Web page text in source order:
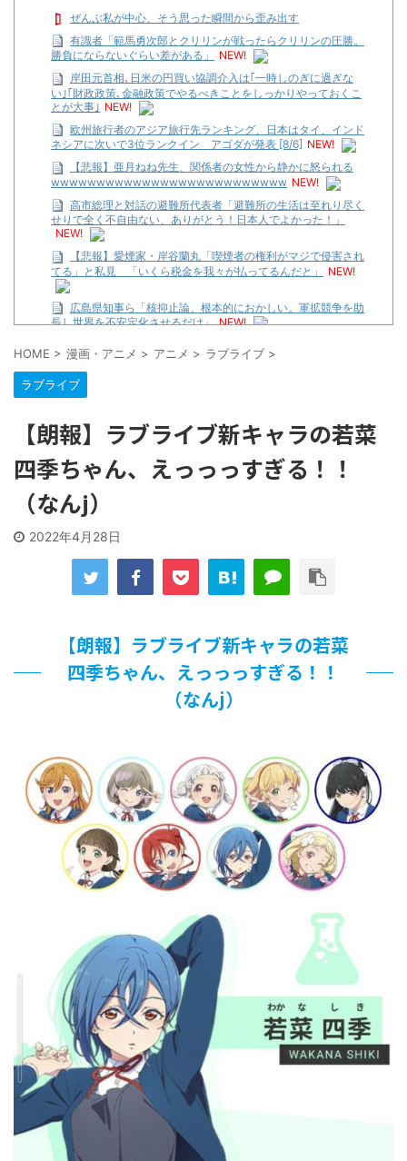
ぜんぶ私が中心、そう思った瞬間から歪み出す
有識者「範馬勇次郎とクリリンが戦ったらクリリンの圧勝。
勝負にならないぐらい差がある」
NEW!
岸田元首相､日米の円買い協調介入は｢一時しのぎに過ぎな
い｣｢財政政策､金融政策でやるべきことをしっかりやっておくこ
とが大事｣ NEW!
欧州旅行者のアジア旅行先ランキング、日本はタイ、インド
ネシアに次いで3位ランクイン アゴダが発表 [8/6] NEW!
【悲報】亜月ねね先生、関係者の女性から静かに怒られる
wwwwwwwwwwwwwwwwwwwwwwwwww NEW!
高市総理と対話の避難所代表者「避難所の生活は至れり尽く
せりで全く不自由ない、ありがとう！日本人でよかった！」
NEW!
【悲報】愛煙家・岸谷蘭丸「喫煙者の権利がマジで侵害され
てる」と私見 「いくら税金を我々が払ってるんだと」
NEW!
広島県知事ら「核抑止論、根本的におかしい。軍拡競争を助
長し世界を不安定化させるだけ」 NEW!
【遊戯王】いつ見ても覚醒だけ地属性との関連が意味不明だ
な…
…背が高い娘
「洋画に日本版主題歌は必要か?」論争
【ギャルゲ】「千恋*万花」のアニメ化決定でKOTOKOが主
題歌歌うよ！
【R-18】真・女神転生 Road to the Transcendence【二次
創作】 第２０話
北原ももさんの挑発!!!
【画像】この女優さん、可愛すぎる
【遊戯王】いつ見ても覚醒だけ地属性との関連が意味不明だ
露！透明感が凄い！！
【朗報】齋藤飛鳥、前屈みで完全に見えてる動画が拡散され
てしまう…
【画像】『プリズマ☆イリヤ』の新グッズ、流石に一線を越
【画像】顔100点、体30点の女ｗｗｗ
…背が高い娘
佐藤絢音ちゃん(11)が万バズ！！
「洋画に日本版主題歌は必要か?」論争
超能力が使えるようになったので限界まで極める事にした件
その２
北原ももさんの挑発!!!
敵「ダンクーガは合体するまでが長過ぎてつまらない」←合
体する前から面白いんだよなぁ
まとめチェッカーは閉鎖しました。RSSの解除をお願いしま
す。
【信長の野望・新生】米問屋をどういう時にどこに建てるの
かわからない
NHKにようこそ！を見終えたんだがｗｗｗ
Powered by livedoor 相互RSS
HOME > 漫画・アニメ > アニメ > ラブライブ >
ラブライブ
【朗報】ラブライブ新キャラの若菜
四季ちゃん、えっっっすぎる！！
（なんj）
2022年4月28日
【朗報】ラブライブ新キャラの若菜
四季ちゃん、えっっっすぎる！！
（なんj）